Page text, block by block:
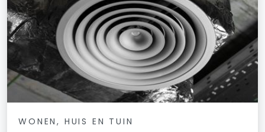
WONEN, HUIS EN TUIN